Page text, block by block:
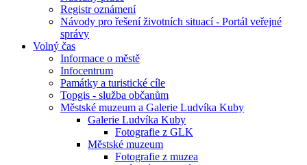
Registr oznámení
Návody pro řešení životních situací - Portál veřejné
správy
Volný čas
Informace o městě
Infocentrum
Památky a turistické cíle
Topgis - služba občanům
Městské muzeum a Galerie Ludvíka Kuby
Galerie Ludvíka Kuby
Fotografie z GLK
Městské muzeum
Fotografie z muzea